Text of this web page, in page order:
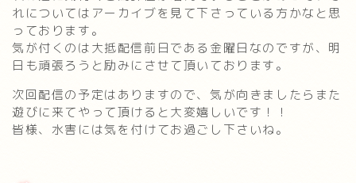
れについてはアーカイブを見て下さっている方かなと思
っております。
気が付くのは大抵配信前日である金曜日なのですが、明
日も頑張ろうと励みにさせて頂いております。
次回配信の予定はありますので、気が向きましたらまた
遊びに来てやって頂けると大変嬉しいです！！
皆様、水害には気を付けてお過ごし下さいね。